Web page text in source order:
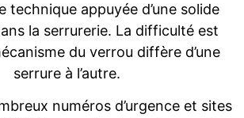
technique appuyée d’une solide
la serrurerie. La difficulté est
du verrou diffère d’une
serrure à l’autre.
numéros d’urgence et sites